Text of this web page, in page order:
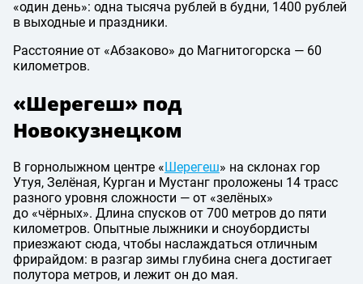
«один день»: одна тысяча рублей в будни, 1400 рублей
в выходные и праздники.
Расстояние от «Абзаково» до Магнитогорска — 60
километров.
«Шерегеш» под
Новокузнецком
В горнолыжном центре «Шерегеш» на склонах гор
Утуя, Зелёная, Курган и Мустанг проложены 14 трасс
разного уровня сложности — от «зелёных»
до «чёрных». Длина спусков от 700 метров до пяти
километров. Опытные лыжники и сноубордисты
приезжают сюда, чтобы наслаждаться отличным
фрирайдом: в разгар зимы глубина снега достигает
полутора метров, и лежит он до мая.